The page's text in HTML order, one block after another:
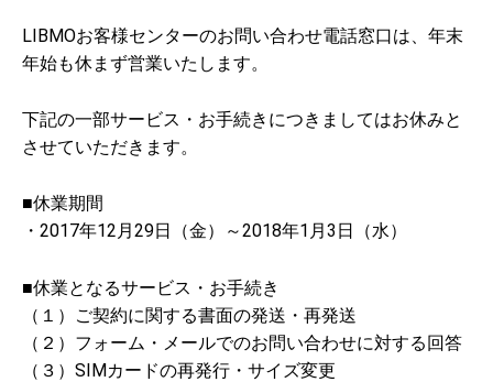
LIBMOお客様センターのお問い合わせ電話窓口は、年末
年始も休まず営業いたします。
下記の一部サービス・お手続きにつきましてはお休みと
させていただきます。
■休業期間
・2017年12月29日（金）～2018年1月3日（水）
■休業となるサービス・お手続き
（１）ご契約に関する書面の発送・再発送
（２）フォーム・メールでのお問い合わせに対する回答
（３）SIMカードの再発行・サイズ変更